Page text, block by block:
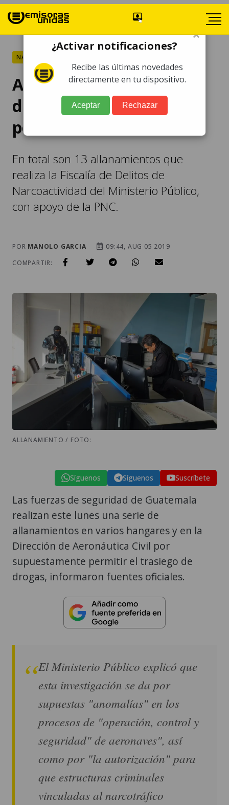
NACIONALES
Allanan hangares y la
dirección de aeronáutica
por narcotráfico
En total son 13 allanamientos que
realiza la Fiscalía de Delitos de
Narcoactividad del Ministerio Público,
con apoyo de la PNC.
POR MANOLO GARCIA
09:44, AUG 05 2019
COMPARTIR:
ALLANAMIENTO / FOTO:
Síguenos Síguenos Suscríbete
Las fuerzas de seguridad de Guatemala
realizan este lunes una serie de
allanamientos en varios hangares y en la
Dirección de Aeronáutica Civil por
supuestamente permitir el trasiego de
drogas, informaron fuentes oficiales.
El Ministerio Público explicó que
esta investigación se da por
supuestas "anomalías" en los
procesos de "operación, control y
seguridad" de aeronaves", así
como por "la autorización" para
que estructuras criminales
vinculadas al narcotráfico
×
¿Activar notificaciones?
Recibe las últimas novedades
directamente en tu dispositivo.
Aceptar Rechazar